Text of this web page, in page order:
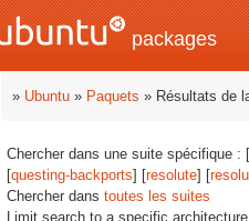
packages
» Ubuntu » Paquets » Résultats de
Chercher dans une suite spécifique : [
[questing-backports] [resolute] [
Chercher dans toutes les suites
Limit search to a specific